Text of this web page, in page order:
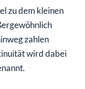
zu dem kleinen
zahlen
wird dabei